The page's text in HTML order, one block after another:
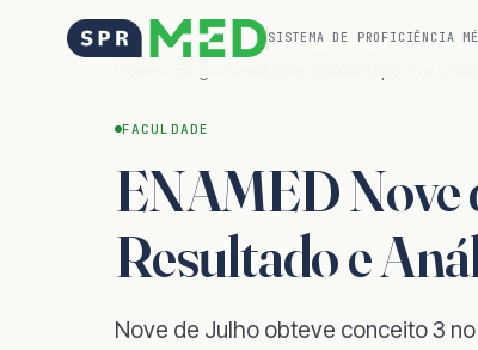
SISTEMA DE PROFICIÊNCIA
FACULDADE
ENAMED Nove
Resultado e
Nove de Julho obteve conceito 3